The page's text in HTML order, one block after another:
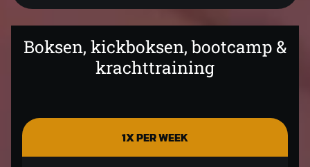
Boksen, kickboksen, bootcamp &
krachttraining
1X PER WEEK